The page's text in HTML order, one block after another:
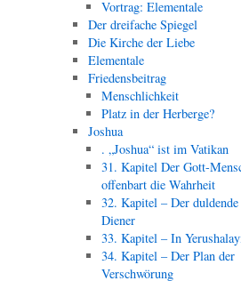
Vortrag: Elementale
Der dreifache Spiegel
Die Kirche der Liebe
Elementale
Friedensbeitrag
Menschlichkeit
Platz in der Herberge?
Joshua
. „Joshua“ ist im Vatikan
31. Kapitel Der Gott-
offenbart die Wahrheit
32. Kapitel – Der duldende
Diener
33. Kapitel – In
34. Kapitel – Der Plan der
Verschwörung